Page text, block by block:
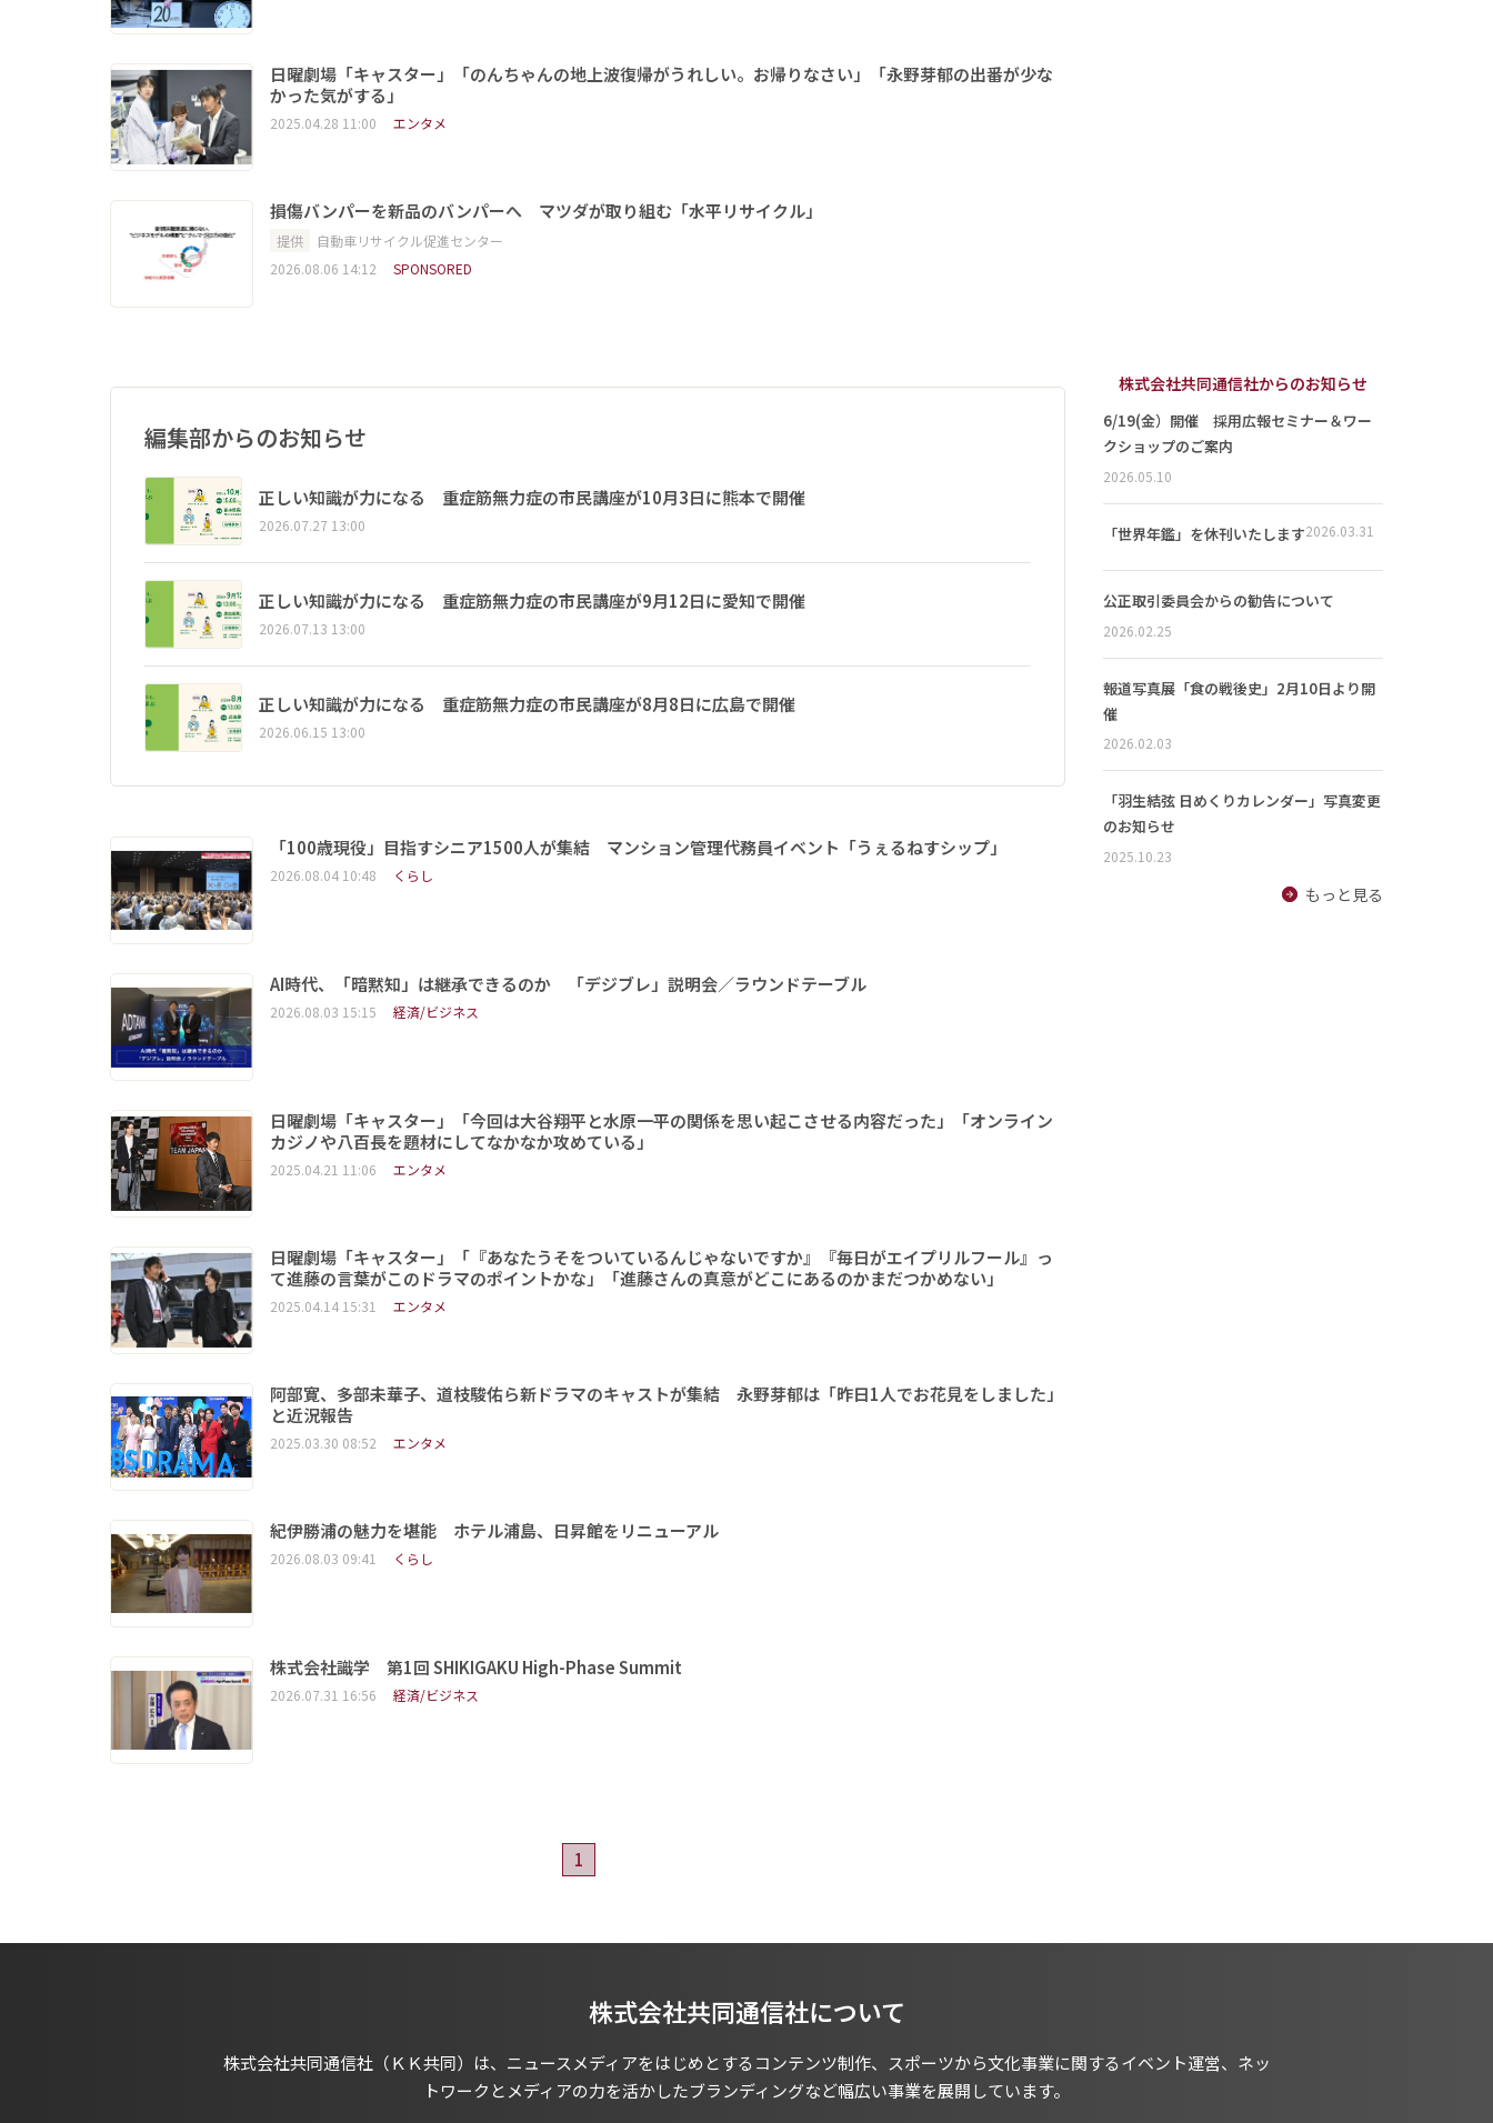
日曜劇場「キャスター」「のんちゃんの地上波復帰がうれしい。お帰りなさい」「永野芽郁の出番が少な
かった気がする」
2025.04.28 11:00 エンタメ
損傷バンパーを新品のバンパーへ マツダが取り組む「水平リサイクル」
提供
自動車リサイクル促進センター
2026.08.06 14:12
SPONSORED
編集部からのお知らせ
正しい知識が力になる 重症筋無力症の市民講座が10月3日に熊本で開催
2026.07.27 13:00
正しい知識が力になる 重症筋無力症の市民講座が9月12日に愛知で開催
2026.07.13 13:00
正しい知識が力になる 重症筋無力症の市民講座が8月8日に広島で開催
2026.06.15 13:00
「100歳現役」目指すシニア1500人が集結 マンション管理代務員イベント「うぇるねすシップ」
2026.08.04 10:48 くらし
AI時代、「暗黙知」は継承できるのか 「デジブレ」説明会／ラウンドテーブル
2026.08.03 15:15 経済/ビジネス
日曜劇場「キャスター」「今回は大谷翔平と水原一平の関係を思い起こさせる内容だった」「オンライン
カジノや八百長を題材にしてなかなか攻めている」
2025.04.21 11:06 エンタメ
日曜劇場「キャスター」「『あなたうそをついているんじゃないですか』『毎日がエイプリルフール』っ
て進藤の言葉がこのドラマのポイントかな」「進藤さんの真意がどこにあるのかまだつかめない」
2025.04.14 15:31 エンタメ
阿部寛、多部未華子、道枝駿佑ら新ドラマのキャストが集結 永野芽郁は「昨日1人でお花見をしました」
と近況報告
2025.03.30 08:52 エンタメ
紀伊勝浦の魅力を堪能 ホテル浦島、日昇館をリニューアル
2026.08.03 09:41 くらし
株式会社識学 第1回 SHIKIGAKU High-Phase Summit
2026.07.31 16:56 経済/ビジネス
1
株式会社共同通信社からのお知らせ
6/19(金）開催 採用広報セミナー＆ワー
クショップのご案内
2026.05.10
「世界年鑑」を休刊いたします2026.03.31
公正取引委員会からの勧告について
2026.02.25
報道写真展「食の戦後史」2月10日より開
催
2026.02.03
「羽生結弦 日めくりカレンダー」写真変更
のお知らせ
2025.10.23
もっと見る
株式会社共同通信社について
株式会社共同通信社（ＫＫ共同）は、ニュースメディアをはじめとするコンテンツ制作、スポーツから文化事業に関するイベント運営、ネッ
トワークとメディアの力を活かしたブランディングなど幅広い事業を展開しています。